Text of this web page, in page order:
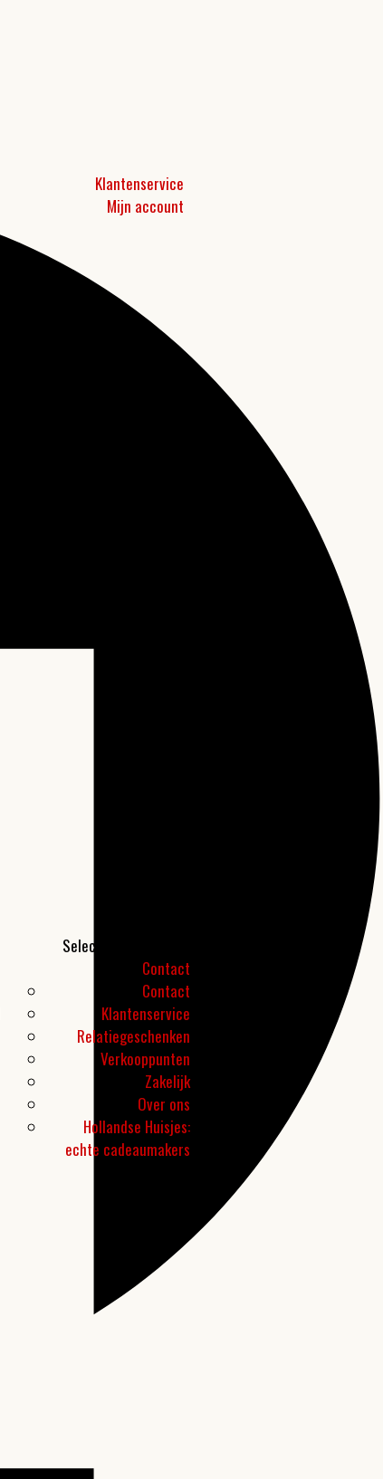
Klantenservice
Mijn account
Selecteer een pagina
Contact
Contact
Klantenservice
Relatiegeschenken
Verkooppunten
Zakelijk
Over ons
Hollandse Huisjes:
echte cadeaumakers